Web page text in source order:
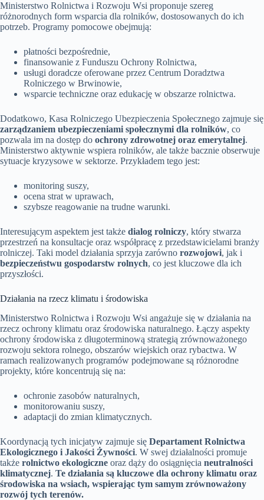
Ministerstwo Rolnictwa i Rozwoju Wsi proponuje szereg
różnorodnych form wsparcia dla rolników, dostosowanych do ich
potrzeb. Programy pomocowe obejmują:
płatności bezpośrednie,
finansowanie z Funduszu Ochrony Rolnictwa,
usługi doradcze oferowane przez Centrum Doradztwa
Rolniczego w Brwinowie,
wsparcie techniczne oraz edukację w obszarze rolnictwa.
Dodatkowo, Kasa Rolniczego Ubezpieczenia Społecznego zajmuje się
zarządzaniem ubezpieczeniami społecznymi dla rolników, co
pozwala im na dostęp do ochrony zdrowotnej oraz emerytalnej.
Ministerstwo aktywnie wspiera rolników, ale także bacznie obserwuje
sytuacje kryzysowe w sektorze. Przykładem tego jest:
monitoring suszy,
ocena strat w uprawach,
szybsze reagowanie na trudne warunki.
Interesującym aspektem jest także dialog rolniczy, który stwarza
przestrzeń na konsultacje oraz współpracę z przedstawicielami branży
rolniczej. Taki model działania sprzyja zarówno rozwojowi, jak i
bezpieczeństwu gospodarstw rolnych, co jest kluczowe dla ich
przyszłości.
Działania na rzecz klimatu i środowiska
Ministerstwo Rolnictwa i Rozwoju Wsi angażuje się w działania na
rzecz ochrony klimatu oraz środowiska naturalnego. Łączy aspekty
ochrony środowiska z długoterminową strategią zrównoważonego
rozwoju sektora rolnego, obszarów wiejskich oraz rybactwa. W
ramach realizowanych programów podejmowane są różnorodne
projekty, które koncentrują się na:
ochronie zasobów naturalnych,
monitorowaniu suszy,
adaptacji do zmian klimatycznych.
Koordynacją tych inicjatyw zajmuje się Departament Rolnictwa
Ekologicznego i Jakości Żywności. W swej działalności promuje
także rolnictwo ekologiczne oraz dąży do osiągnięcia neutralności
klimatycznej. Te działania są kluczowe dla ochrony klimatu oraz
środowiska na wsiach, wspierając tym samym zrównoważony
rozwój tych terenów.